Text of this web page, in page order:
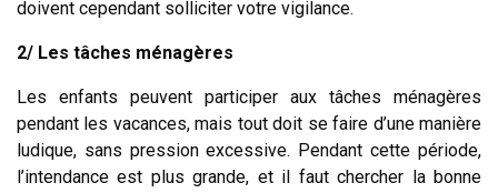
doivent cependant solliciter votre vigilance.
2/ Les tâches ménagères
Les enfants peuvent participer aux tâches ménagères
pendant les vacances, mais tout doit se faire d’une manière
ludique, sans pression excessive. Pendant cette période,
l’intendance est plus grande, et il faut chercher la bonne